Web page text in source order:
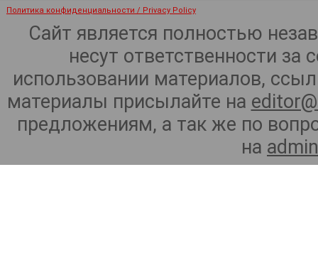
Политика конфиденциальности / Privacy Policy
Сайт является полностью
несут ответственности
использовании материалов,
материалы присылайте на
предложениям, а так же по
на